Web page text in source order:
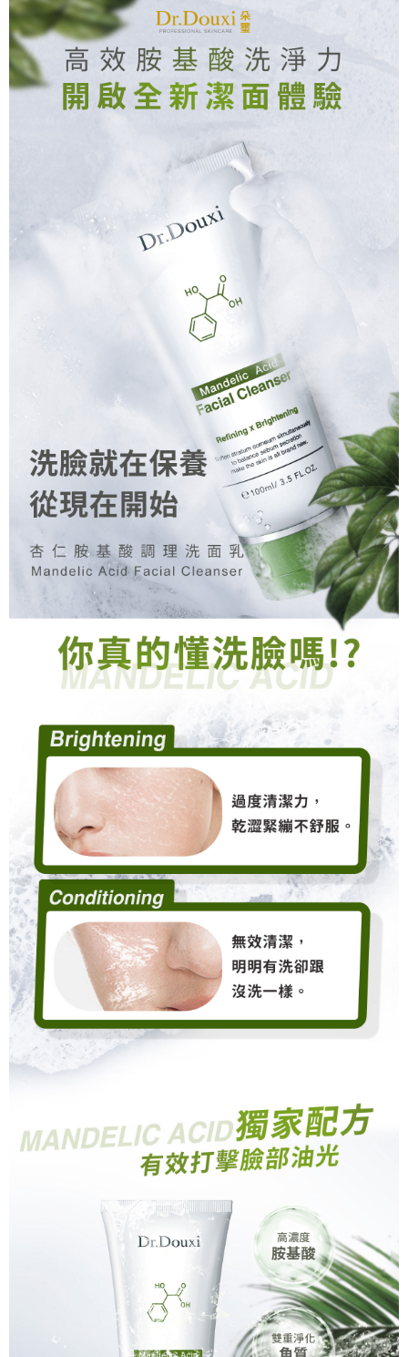
權轉讓予恩沛科技股份有限公司。
２．關於個人資料處理事宜，請瀏覽以下網址：
https://aftee.tw/terms/#terms3
３．未成年的使用者請事先徵得法定代理人或監護人之同意方可使用
「AFTEE先享後付」，若未經同意申辦者引起之損失，本公司不負相關責
任。
４．使用「AFTEE先享後付」時，將依據個別帳號之用戶狀況，依本公司即
５．嚴禁一人註冊多個帳號或使用他人資訊註冊。若發現惡意使用之情形，
恩沛科技股份有限公司將有權停止該用戶之使用額度並採取法律行動。
每筆NT$70，滿NT$1,000(含以上)免運費
付款後7-11取貨
每筆NT$70，滿NT$1,000(含以上)免運費
每筆NT$100，滿NT$1,500(含以上)免運費
新竹貨到付款
每筆NT$100，滿NT$1,200(含以上)免運費